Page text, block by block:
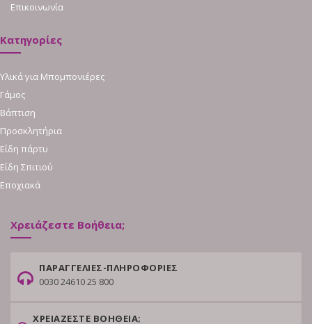
Επικοινωνία
Κατηγορίες
Υλικά για Μπομπονιέρες
Γάμος
Βάπτιση
Προσκλητήρια
Είδη πάρτυ
Είδη Σπιτιού
Εποχιακά
Χρειάζεστε Βοήθεια;
ΠΑΡΑΓΓΕΛΙΕΣ-ΠΛΗΡΟΦΟΡΙΕΣ
0030 24610 25 800
ΧΡΕΙΑΖΕΣΤΕ ΒΟΗΘΕΙΑ;